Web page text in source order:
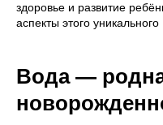
здоровье и развитие
аспекты этого уникального
Вода —